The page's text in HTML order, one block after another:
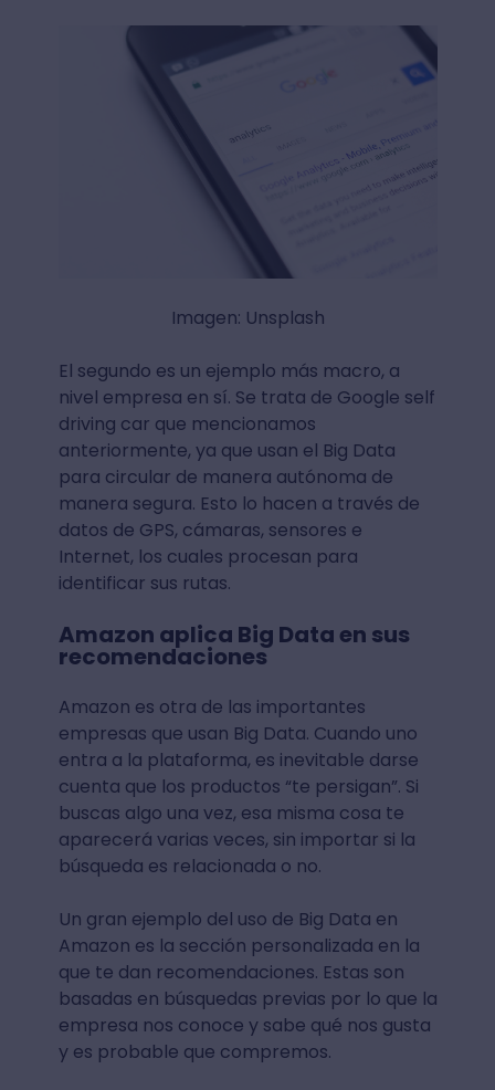
Imagen: Unsplash
El segundo es un ejemplo más macro, a
nivel empresa en sí. Se trata de Google self
driving car que mencionamos
anteriormente, ya que usan el Big Data
para circular de manera autónoma de
manera segura. Esto lo hacen a través de
datos de GPS, cámaras, sensores e
Internet, los cuales procesan para
identificar sus rutas.
Amazon aplica Big Data en sus
recomendaciones
Amazon es otra de las importantes
empresas que usan Big Data. Cuando uno
entra a la plataforma, es inevitable darse
cuenta que los productos “te persigan”. Si
buscas algo una vez, esa misma cosa te
aparecerá varias veces, sin importar si la
búsqueda es relacionada o no.
Un gran ejemplo del uso de Big Data en
Amazon es la sección personalizada en la
que te dan recomendaciones. Estas son
basadas en búsquedas previas por lo que la
empresa nos conoce y sabe qué nos gusta
y es probable que compremos.